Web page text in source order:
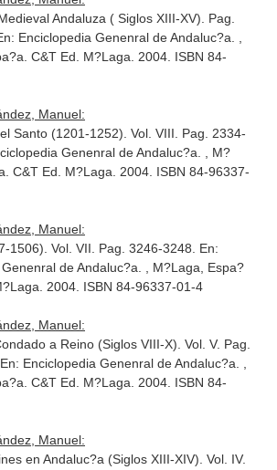
Andaluza ( Siglos XIII-XV). Pag.
Enciclopedia Genenral de Andaluc?a
C&T Ed. M?Laga. 2004. ISBN 84-
Manuel:
Santo (1201-1252). Vol. VIII. Pag. 2334-
Genenral de Andaluc?a . , M?
C&T Ed. M?Laga. 2004. ISBN 84-96337-
Manuel:
1506). Vol. VII. Pag. 3246-3248. En:
de Andaluc?a . , M?Laga, Espa?
2004. ISBN 84-96337-01-4
Manuel:
a Reino (Siglos VIII-X). Vol. V. Pag.
En: Enciclopedia Genenral de Andaluc?a
C&T Ed. M?Laga. 2004. ISBN 84-
Manuel:
en Andaluc?a (Siglos XIII-XIV). Vol. IV.